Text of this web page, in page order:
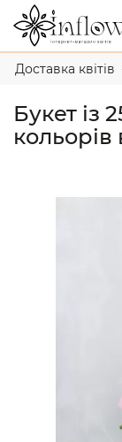
Доставка квітів
Букет із
кольорів